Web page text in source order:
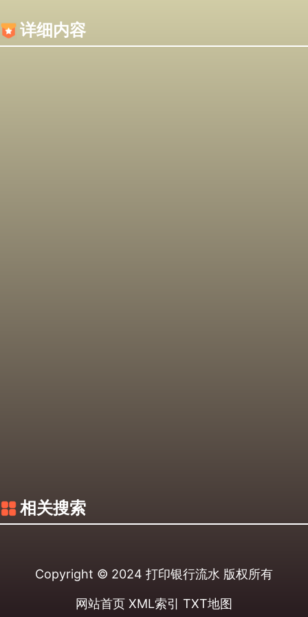
详细内容
相关搜索
Copyright © 2024 打印银行流水 版权所有
网站首页 XML索引 TXT地图